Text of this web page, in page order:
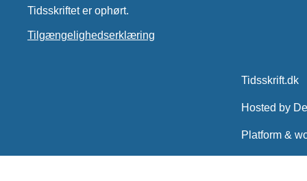
Tidsskriftet er ophørt.
Tilgængelighedserklæring